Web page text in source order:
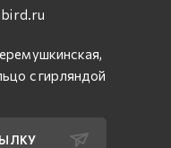
с гирляндой